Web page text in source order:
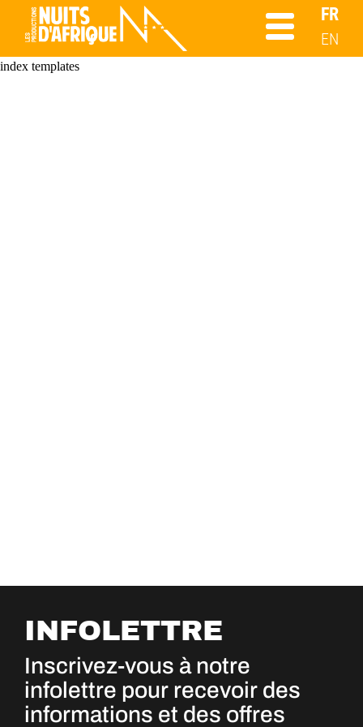
FR
EN
index templates
INFOLETTRE
Inscrivez-vous à notre
infolettre pour recevoir des
informations et des offres